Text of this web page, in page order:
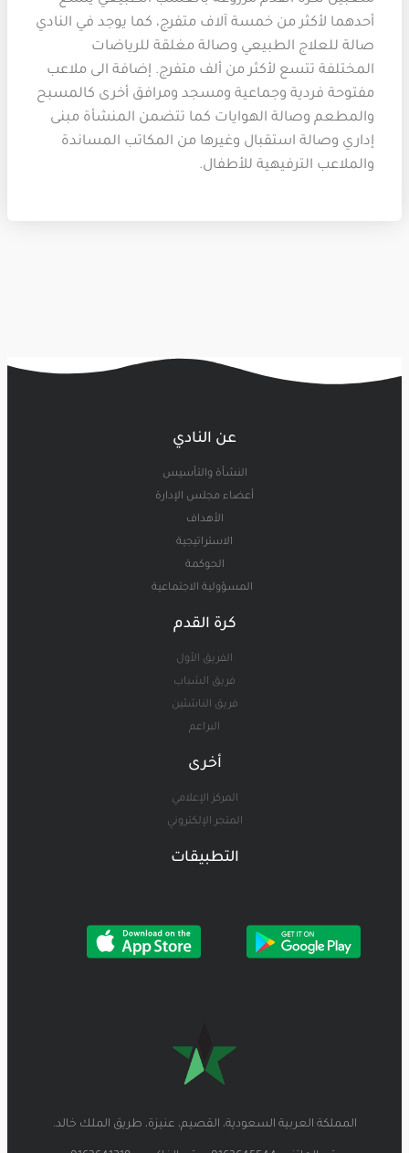
أحدهما لأكثر من خمسة آلاف متفرج، كما يوجد في النادي
صالة للعلاج الطبيعي وصالة مغلقة للرياضات
المختلفة تتسع لأكثر من ألف متفرج. إضافة الى ملاعب
مفتوحة فردية وجماعية ومسجد ومرافق أخرى كالمسبح
والمطعم وصالة الهوايات كما تتضمن المنشأة مبنى
إداري وصالة استقبال وغيرها من المكاتب المساندة
والملاعب الترفيهية للأطفال.
عن النادي
النشأة والتأسيس
أعضاء مجلس الإدارة
الأهداف
الاستراتيجية
الحوكمة
المسؤولية الاجتماعية
كرة القدم
الفريق الأول
فريق الشباب
فريق الناشئين
البراعم
أخرى
المركز الإعلامي
المتجر الإلكتروني
التطبيقات
المملكة العربية السعودية، القصيم، عنيزة، طريق الملك خالد.